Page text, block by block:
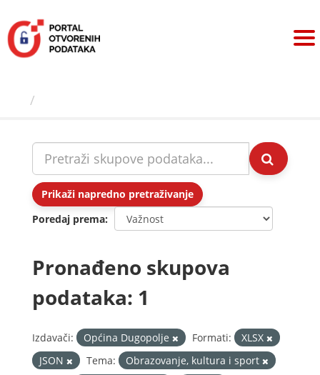
sadržaj
Prikaži napredno pretraživanje
Poredaj prema
Pronađeno skupova
podataka: 1
Izdavači: Općina Dugopolje Formati:
XLSX
JSON
Tema:
Obrazovanje, kultura i sport